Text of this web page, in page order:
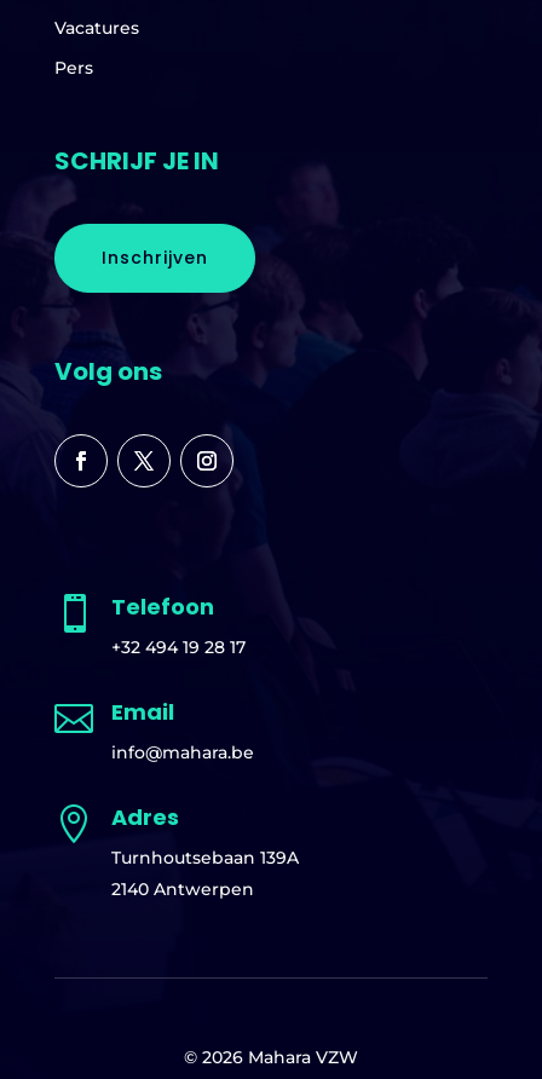
Vacatures
Pers
SCHRIJF JE IN
Inschrijven
Volg ons
 Telefoon
+32 494 19 28 17
 Email
info@mahara.be
 Adres
Turnhoutsebaan 139A
2140 Antwerpen
© 2026 Mahara VZW